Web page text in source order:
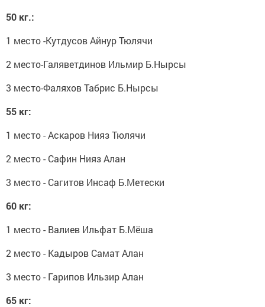
50 кг.:
1 место -Кутдусов Айнур Тюлячи
2 место-Галяветдинов Ильмир Б.Нырсы
3 место-Фаляхов Табрис Б.Нырсы
55 кг:
1 место - Аскаров Нияз Тюлячи
2 место - Сафин Нияз Алан
3 место - Сагитов Инсаф Б.Метески
60 кг:
1 место - Валиев Ильфат Б.Мёша
2 место - Кадыров Самат Алан
3 место - Гарипов Ильзир Алан
65 кг: